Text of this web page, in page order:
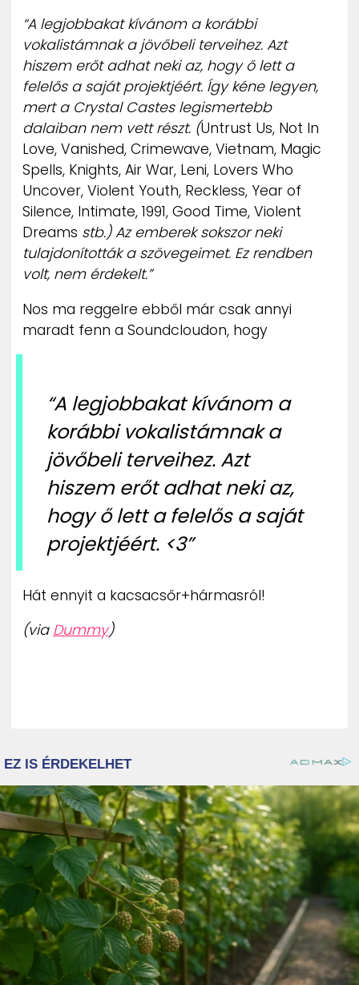
“A legjobbakat kívánom a korábbi
vokalistámnak a jövőbeli terveihez. Azt
hiszem erőt adhat neki az, hogy ő lett a
felelős a saját projektjéért. Így kéne legyen,
mert a Crystal Castes legismertebb
dalaiban nem vett részt. (Untrust Us, Not In
Love, Vanished, Crimewave, Vietnam, Magic
Spells, Knights, Air War, Leni, Lovers Who
Uncover, Violent Youth, Reckless, Year of
Silence, Intimate, 1991, Good Time, Violent
Dreams stb.) Az emberek sokszor neki
tulajdonították a szövegeimet. Ez rendben
volt, nem érdekelt.”
Nos ma reggelre ebből már csak annyi
maradt fenn a Soundcloudon, hogy
“A legjobbakat kívánom a
korábbi vokalistámnak a
jövőbeli terveihez. Azt
hiszem erőt adhat neki az,
hogy ő lett a felelős a saját
projektjéért. <3”
Hát ennyit a kacsacsőr+hármasról!
(via Dummy)